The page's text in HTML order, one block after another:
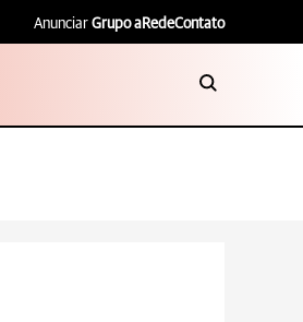
Anunciar Grupo aRedeContato